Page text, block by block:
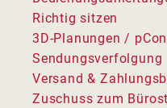
Richtig sitzen
3D-Planungen /
Sendungsverfolgung
Versand &
Zuschuss zum